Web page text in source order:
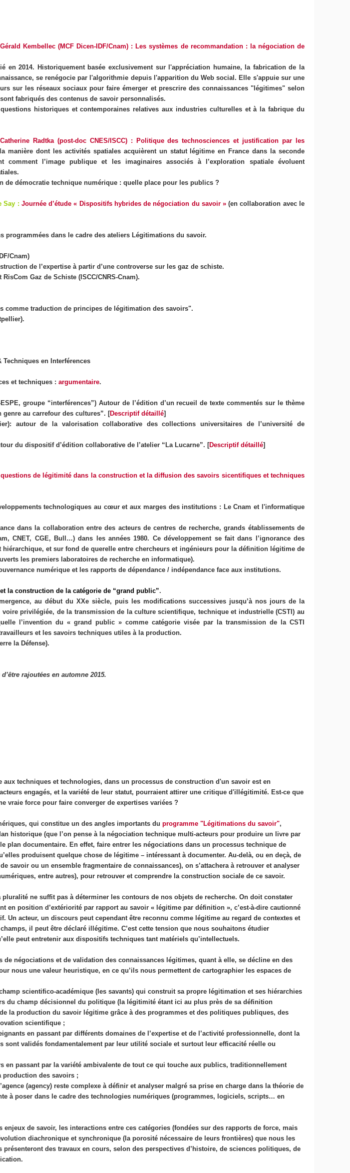
Gérald Kembellec (MCF Dicen-IDF/Cnam) : Les systèmes de recommandation : la négociation de
en 2014. Historiquement basée exclusivement sur l'appréciation humaine, la fabrication de la
se renégocie par l'algorithmie depuis l'apparition du Web social. Elle s'appuie sur une
sur les réseaux sociaux pour faire émerger et prescrire des connaissances "légitimes" selon
fabriqués des contenus de savoir personnalisés.
historiques et contemporaines relatives aux industries culturelles et à la fabrique du
Catherine Radtka (post-doc CNES/ISCC) : Politique des technosciences et justification par les
manière dont les activités spatiales acquièrent un statut légitime en France dans la seconde
l’image publique et les imaginaires associés à l’exploration spatiale évoluent
de démocratie technique numérique : quelle place pour les publics ?
Say : Journée d’étude « Dispositifs hybrides de négociation du savoir » (en collaboration avec le
programmées dans le cadre des ateliers Légitimations du savoir.
Cnam)
de l’expertise à partir d’une controverse sur les gaz de schiste.
Gaz de Schiste (ISCC/CNRS-Cnam).
comme traduction de principes de légitimation des savoirs".
Techniques en Interférences
et techniques :argumentaire.
ESPE, groupe “interférences”) Autour de l’édition d’un recueil de texte commentés sur le thème
genre au carrefour des cultures”. [Descriptif détaillé]
autour de la valorisation collaborative des collections universitaires de l’université de
du dispositif d’édition collaborative de l’atelier “La Lucarne”. [Descriptif détaillé]
de légitimité dans la construction et la diffusion des savoirs sicentifiques et techniques
technologiques au cœur et aux marges des institutions : Le Cnam et l'informatique
dans la collaboration entre des acteurs de centres de recherche, grands établissements de
CNET, CGE, Bull…) dans les années 1980. Ce développement se fait dans l’ignorance des
et sur fond de querelle entre chercheurs et ingénieurs pour la définition légitime de
les premiers laboratoires de recherche en informatique).
numérique et les rapports de dépendance / indépendance face aux institutions.
la construction de la catégorie de “grand public”.
au début du XXe siècle, puis les modifications successives jusqu’à nos jours de la
privilégiée, de la transmission de la culture scientifique, technique et industrielle (CSTI) au
l’invention du « grand public » comme catégorie visée par la transmission de la CSTI
et les savoirs techniques utiles à la production.
la Défense).
rajoutées en automne 2015.
aux techniques et technologies, dans un processus de construction d'un savoir est en
engagés, et la variété de leur statut, pourraient attirer une critique d'illégitimité. Est-ce que
vraie force pour faire converger de expertises variées ?
qui constitue un des angles importants duprogramme "Légitimations du savoir",
historique (que l’on pense à la négociation technique multi-acteurs pour produire un livre par
plan documentaire. En effet, faire entrer les négociations dans un processus technique de
produisent quelque chose de légitime – intéressant à documenter. Au-delà, ou en deçà, de
savoir ou un ensemble fragmentaire de connaissances), on s’attachera à retrouver et analyser
entre autres), pour retrouver et comprendre la construction sociale de ce savoir.
ne suffit pas à déterminer les contours de nos objets de recherche. On doit constater
en position d’extériorité par rapport au savoir « légitime par définition », c’est-à-dire cautionné
Un acteur, un discours peut cependant être reconnu comme légitime au regard de contextes et
il peut être déclaré illégitime. C’est cette tension que nous souhaitons étudier
peut entretenir aux dispositifs techniques tant matériels qu’intellectuels.
négociations et de validation des connaissances légitimes, quant à elle, se décline en des
nous une valeur heuristique, en ce qu’ils nous permettent de cartographier les espaces de
scientifico-académique (les savants) qui construit sa propre légitimation et ses hiérarchies
du champ décisionnel du politique (la légitimité étant ici au plus près de sa définition
la production du savoir légitime grâce à des programmes et des politiques publiques, des
scientifique ;
en passant par différents domaines de l’expertise et de l’activité professionnelle, dont la
validés fondamentalement par leur utilité sociale et surtout leur efficacité réelle ou
en passant par la variété ambivalente de tout ce qui touche aux publics, traditionnellement
production des savoirs ;
(agency) reste complexe à définir et analyser malgré sa prise en charge dans la théorie de
à poser dans le cadre des technologies numériques (programmes, logiciels, scripts… en
enjeux de savoir, les interactions entre ces catégories (fondées sur des rapports de force, mais
diachronique et synchronique (la porosité nécessaire de leurs frontières) que nous les
des travaux en cours, selon des perspectives d’histoire, de sciences politiques, de